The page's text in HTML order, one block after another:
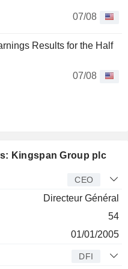
07/08
Results for the Half
07/08
Kingspan Group plc
CEO
Directeur Général
54
01/01/2005
DFI